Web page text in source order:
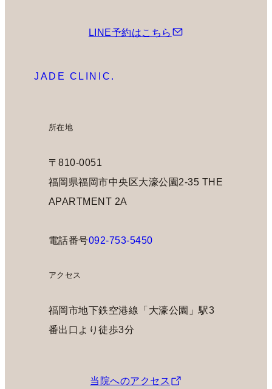
LINE予約はこちら
JADE CLINIC.
所在地
〒810-0051
福岡県福岡市中央区大濠公園2-35 THE
APARTMENT 2A
電話番号092-753-5450
アクセス
福岡市地下鉄空港線「大濠公園」駅3
番出口より徒歩3分
当院へのアクセス